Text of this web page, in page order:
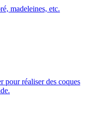
madeleines, etc.
pour réaliser des coques